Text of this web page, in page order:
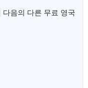
음의 다른 무료 영국